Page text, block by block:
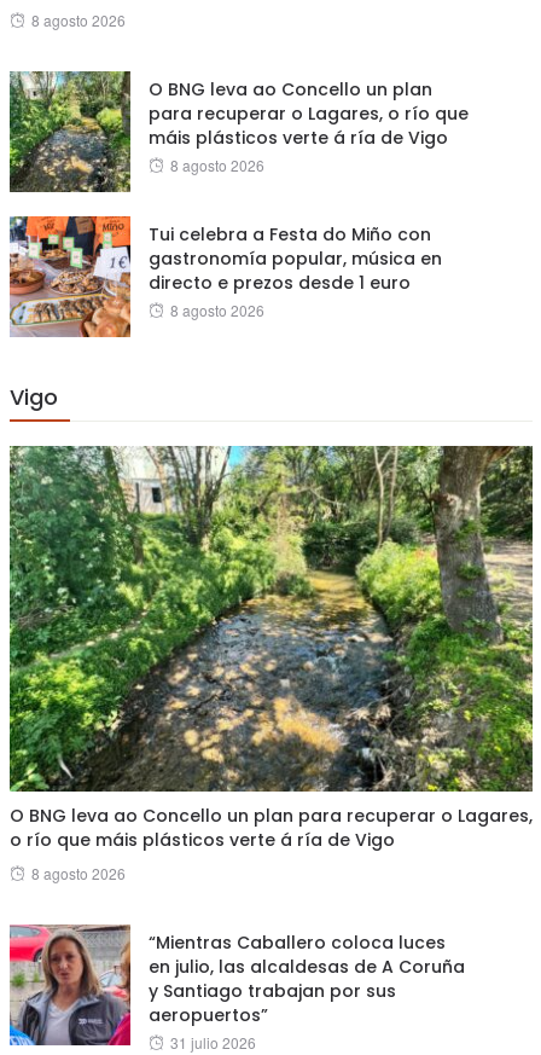
Posted
8 agosto 2026
O BNG leva ao Concello un plan
para recuperar o Lagares, o río que
máis plásticos verte á ría de Vigo
Posted
8 agosto 2026
Tui celebra a Festa do Miño con
gastronomía popular, música en
directo e prezos desde 1 euro
Posted
8 agosto 2026
Vigo
O BNG leva ao Concello un plan para recuperar o Lagares,
o río que máis plásticos verte á ría de Vigo
Posted
8 agosto 2026
“Mientras Caballero coloca luces
en julio, las alcaldesas de A Coruña
y Santiago trabajan por sus
aeropuertos”
Posted
31 julio 2026